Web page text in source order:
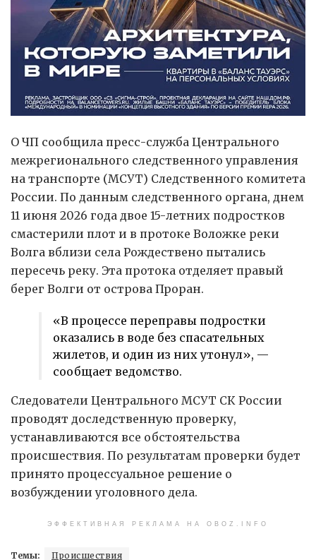
О ЧП сообщила пресс-служба Центрального
межрегионального следственного управления
на транспорте (МСУТ) Следственного комитета
России. По данным следственного органа, днем
11 июня 2026 года двое 15-летних подростков
смастерили плот и в протоке Воложке реки
Волга вблизи села Рождествено пытались
пересечь реку. Эта протока отделяет правый
берег Волги от острова Проран.
«В процессе переправы подростки
оказались в воде без спасательных
жилетов, и один из них утонул», —
сообщает ведомство.
Следователи Центрального МСУТ СК России
проводят доследственную проверку,
устанавливаются все обстоятельства
происшествия. По результатам проверки будет
принято процессуальное решение о
возбуждении уголовного дела.
ЭФФЕКТИВНАЯ РЕКЛАМА НА OBOZ.INFO
Темы: Происшествия